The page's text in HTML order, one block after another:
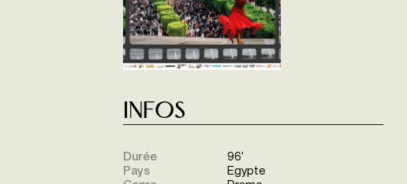
Infos
Durée
96'
Pays
Egypte